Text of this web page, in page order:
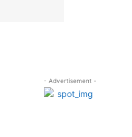
- Advertisement -